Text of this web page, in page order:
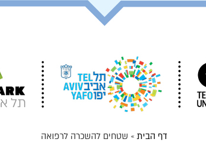
דף הבית » שטחים להשכרה לרפואה